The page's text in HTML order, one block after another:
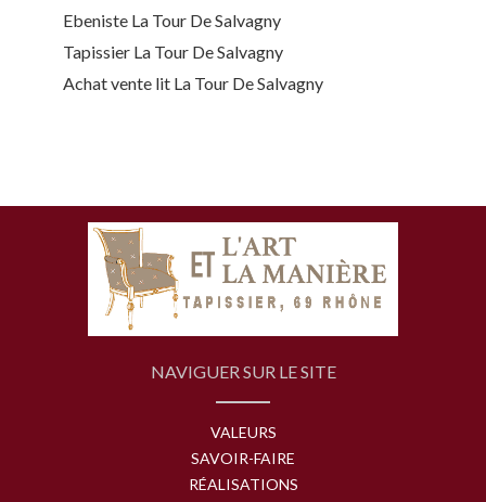
Ebeniste La Tour De Salvagny
Tapissier La Tour De Salvagny
Achat vente lit La Tour De Salvagny
NAVIGUER SUR LE SITE
VALEURS
SAVOIR-FAIRE
RÉALISATIONS